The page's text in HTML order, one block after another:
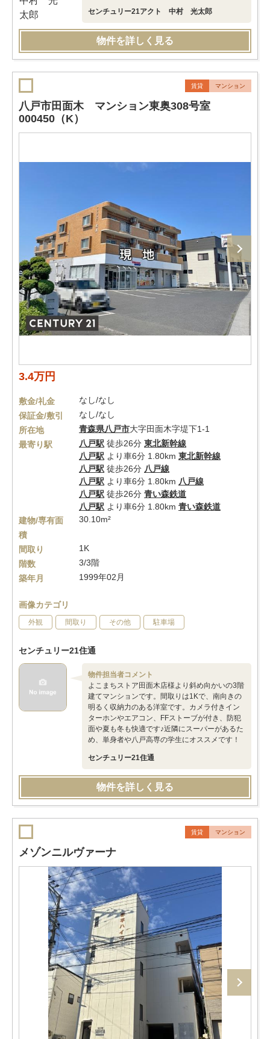
センチュリー21アクト 中村 光太郎
物件を詳しく見る
賃貸 マンション
八戸市田面木 マンション東奥308号室
000450（K）
3.4万円
敷金/礼金
なし/なし
保証金/敷引
なし/なし
所在地
青森県八戸市大字田面木字堤下1-1
最寄り駅
八戸駅 徒歩26分 東北新幹線
八戸駅 より車6分 1.80km 東北新幹線
八戸駅 徒歩26分 八戸線
八戸駅 より車6分 1.80km 八戸線
八戸駅 徒歩26分 青い森鉄道
八戸駅 より車6分 1.80km 青い森鉄道
建物/専有面
積
30.10m²
間取り
1K
階数
3/3階
築年月
1999年02月
画像カテゴリ
外観 間取り その他 駐車場
センチュリー21住通
物件担当者コメント
よこまちストア田面木店様より斜め向かいの3階
建てマンションです。間取りは1Kで、南向きの
明るく収納力のある洋室です。カメラ付きイン
ターホンやエアコン、FFストーブが付き、防犯
面や夏も冬も快適です♪近隣にスーパーがあるた
め、単身者や八戸高専の学生にオススメです！
センチュリー21住通
物件を詳しく見る
賃貸 マンション
メゾンニルヴァーナ